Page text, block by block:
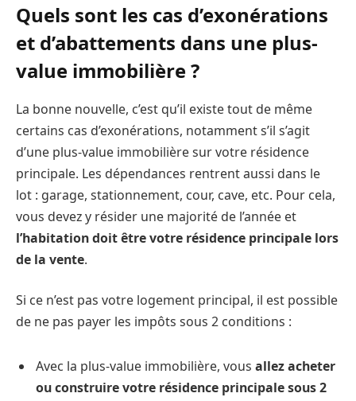
Quels sont les cas d’exonérations
et d’abattements dans une plus-
value immobilière ?
La bonne nouvelle, c’est qu’il existe tout de même
certains cas d’exonérations, notamment s’il s’agit
d’une plus-value immobilière sur votre résidence
principale. Les dépendances rentrent aussi dans le
lot : garage, stationnement, cour, cave, etc. Pour cela,
vous devez y résider une majorité de l’année et
l’habitation doit être votre résidence principale lors
de la vente.
Si ce n’est pas votre logement principal, il est possible
de ne pas payer les impôts sous 2 conditions :
Avec la plus-value immobilière, vous allez acheter
ou construire votre résidence principale sous 2